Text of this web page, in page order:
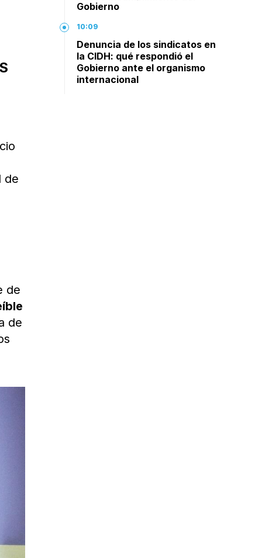
de
de
de
Gobierno
10:09
Denuncia de los sindicatos en
la CIDH: qué respondió el
Gobierno ante el organismo
internacional